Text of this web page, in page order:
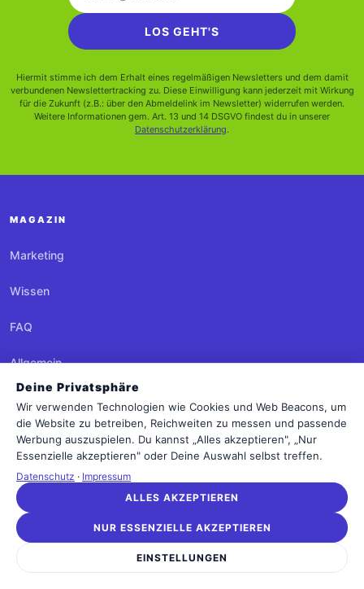
LOS GEHT'S
Hiermit stimme ich dem Erhalt eines regelmäßigen Newsletters und dem damit
verbundenen Newslettertracking zu. Diese Einwilligung kann jederzeit mit Wirkung
für die Zukunft (z.B.: über den Abmeldelink im Newsletter) widerrufen werden.
Weitere Informationen gem. Art. 13 und 14 DSGVO findest du in unserer
Datenschutzerklärung.
MAGAZIN
Marketing
Wissen
FAQ
Allgemein
Technologien
Tipps & Tricks
Anleitungen
Agenturen
Datenschutz
Deine Privatsphäre
Wir verwenden Technologien wie Cookies und Web Beacons, um
die Website zu betreiben, Reichweiten zu messen und passende
Werbung auszuspielen. Du kannst „Alles akzeptieren", „Nur
Essenzielle akzeptieren" oder Deine Auswahl selbst treffen.
Datenschutz · Impressum
EINSTELLUNGEN
NUR ESSENZIELLE AKZEPTIEREN
ALLES AKZEPTIEREN